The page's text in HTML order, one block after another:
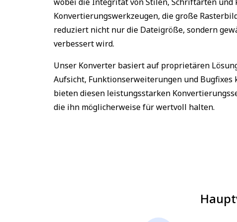
Konvertierungswerkzeugen, die große
reduziert nicht nur die Dateigröße, sondern
verbessert wird.
Unser Konverter basiert auf proprietären
Aufsicht, Funktionserweiterungen und
bieten diesen leistungsstarken
die ihn möglicherweise für wertvoll halten.